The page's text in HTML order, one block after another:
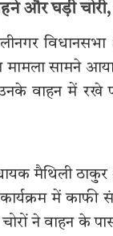
और घड़ी
मामला सामने
वाहन में रखे
मैथिली
में काफी
चोरों ने वाहन